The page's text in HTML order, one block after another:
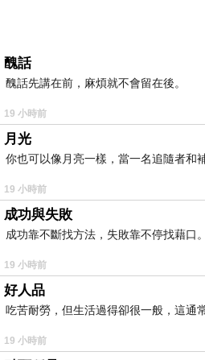
醜話
醜話先講在前，麻煩就不會留在後。
19 小時前
月光
你也可以像月亮一樣，當一名追隨者和
19 小時前
成功與失敗
成功靠不斷找方法，失敗靠不停找藉口。
19 小時前
好人品
吃苦耐勞，但生活過得卻很一般，這通
19 小時前